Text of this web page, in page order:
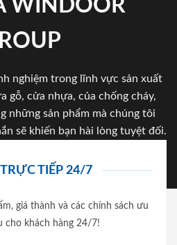
WINDOOR
nghiệm trong lĩnh vực sản xuất
gỗ, cửa nhựa, của chống cháy,
những sản phẩm mà chúng tôi
sẽ khiến bạn hài lòng tuyệt đối.
TIẾP 24/7
giá thành và các chính sách ưu
cho khách hàng 24/7!